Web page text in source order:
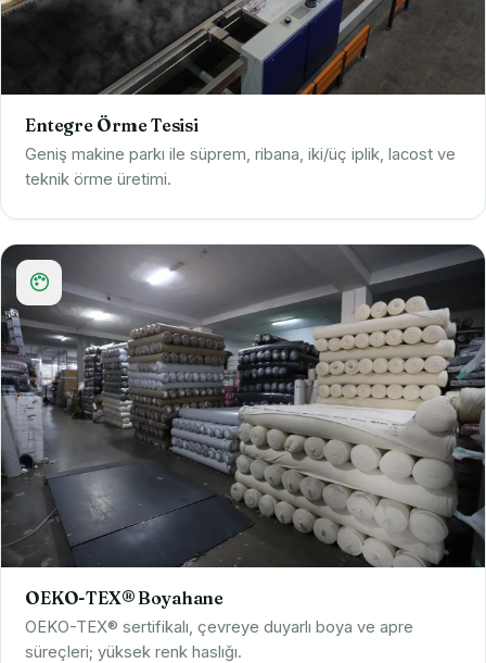
Entegre Örme Tesisi
Geniş makine parkı ile süprem, ribana, iki/üç iplik, lacost ve
teknik örme üretimi.
OEKO-TEX® Boyahane
OEKO-TEX® sertifikalı, çevreye duyarlı boya ve apre
süreçleri; yüksek renk haslığı.